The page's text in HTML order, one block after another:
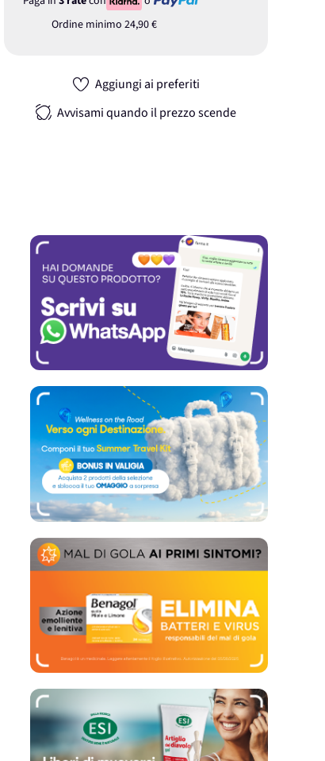
Ordine minimo 24,90 €
Aggiungi ai preferiti
Avvisami quando il prezzo scende